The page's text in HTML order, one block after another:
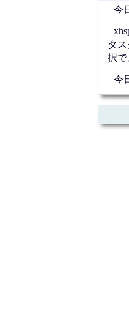
今
タ
択で
今